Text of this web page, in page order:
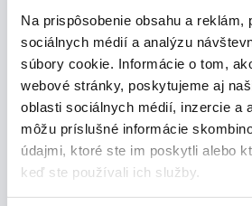
Na prispôsobenie obsahu a
sociálnych médií a analýzu
súbory cookie. Informácie o tom,
webové stránky, poskytujeme aj
oblasti sociálnych médií, inzercie a
môžu príslušné informácie
údajmi, ktoré ste im poskytli alebo
keď ste používali ich služby.
Chci dostávat informace o novinkách a
a souhlasím sezpracováním osobních